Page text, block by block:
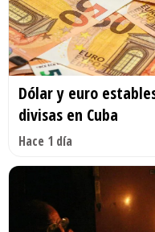
Dólar y euro
divisas en Cuba
Hace 1 día